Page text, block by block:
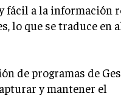
fácil a la información
lo que se traduce en
de programas de
y mantener el